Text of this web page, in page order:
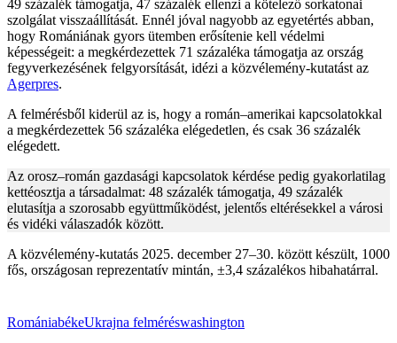
49 százalék támogatja, 47 százalék ellenzi a kötelező sorkatonai
szolgálat visszaállítását. Ennél jóval nagyobb az egyetértés abban,
hogy Romániának gyors ütemben erősítenie kell védelmi
képességeit: a megkérdezettek 71 százaléka támogatja az ország
fegyverkezésének felgyorsítását, idézi a közvélemény-kutatást az
Agerpres.
A felmérésből kiderül az is, hogy a román–amerikai kapcsolatokkal
a megkérdezettek 56 százaléka elégedetlen, és csak 36 százalék
elégedett.
Az orosz–román gazdasági kapcsolatok kérdése pedig gyakorlatilag
kettéosztja a társadalmat: 48 százalék támogatja, 49 százalék
elutasítja a szorosabb együttműködést, jelentős eltérésekkel a városi
és vidéki válaszadók között.
A közvélemény-kutatás 2025. december 27–30. között készült, 1000
fős, országosan reprezentatív mintán, ±3,4 százalékos hibahatárral.
RomániabékeUkrajna felméréswashington